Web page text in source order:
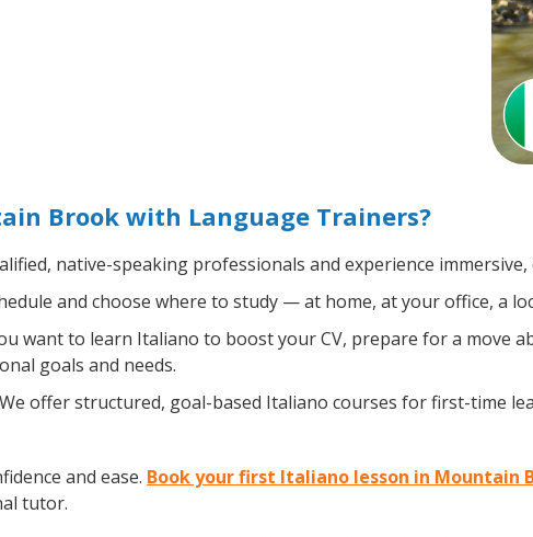
Brook with Language Trainers?
native-speaking professionals and experience
and choose where to study — at home, at your office, a
want to learn Italiano to boost your CV, prepare for a move
goals and needs.
We offer structured, goal-based Italiano courses for first-time
and ease. Book your first Italiano lesson in Mountain
tutor.